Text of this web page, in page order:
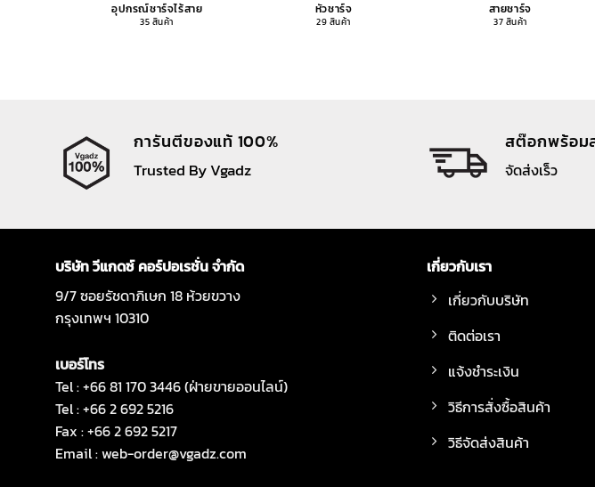
อุปกรณ์ชาร์จไร้สาย
35 สินค้า
หัวชาร์จ
29 สินค้า
สายชาร์จ
37 สินค้า
การันตีของแท้ 100%
Trusted By Vgadz
สต๊อกพร้อม
จัดส่งเร็ว
บริษัท วีแกดซ์ คอร์ปอเรชั่น จำกัด
9/7 ซอยรัชดาภิเษก 18 ห้วยขวาง
กรุงเทพฯ 10310
เบอร์โทร
Tel : +66 81 170 3446 (ฝ่ายขายออนไลน์)
Tel : +66 2 692 5216
Fax : +66 2 692 5217
Email :web-order@vgadz.com
เกี่ยวกับเรา
เกี่ยวกับบริษัท
ติดต่อเรา
แจ้งชำระเงิน
วิธีการสั่งซื้อสินค้า
วิธีจัดส่งสินค้า